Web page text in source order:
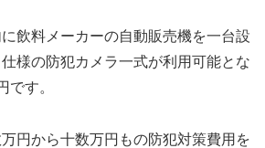
飲料メーカーの自動販売機を一台設
様の防犯カメラ一式が利用可能とな
です。
円から十数万円もの防犯対策費用を